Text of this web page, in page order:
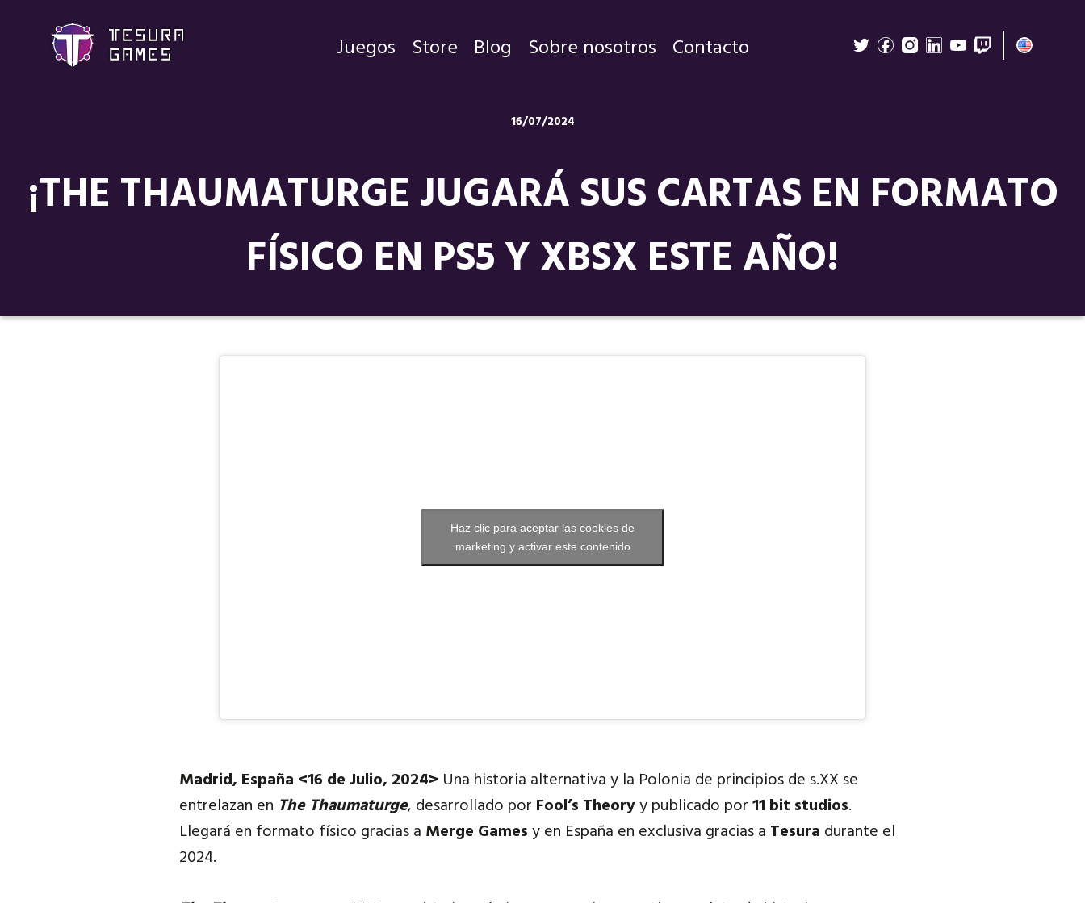
Juegos Store Blog Sobre nosotros Contacto
16/07/2024
¡THE THAUMATURGE JUGARÁ SUS CARTAS EN FORMATO
FÍSICO EN PS5 Y XBSX ESTE AÑO!
Haz clic para aceptar las cookies de
marketing y activar este contenido
Madrid, España <16 de Julio, 2024> Una historia alternativa y la Polonia de principios de s.XX se
entrelazan en The Thaumaturge, desarrollado por Fool’s Theoryy publicado por11 bit studios.
Llegará en formato físico gracias a Merge Gamesy en España en exclusiva gracias a Tesura durante el
2024.
Blog
Sobre nosotros
Nuestras redes: